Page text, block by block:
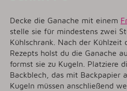
Decke die Ganache mit einem
stelle sie für mindestens zwei
Kühlschrank. Nach der Kühlzeit
Rezepts holst du die Ganache
formst sie zu Kugeln. Platziere
Backblech, das mit Backpapier
Kugeln müssen anschließend